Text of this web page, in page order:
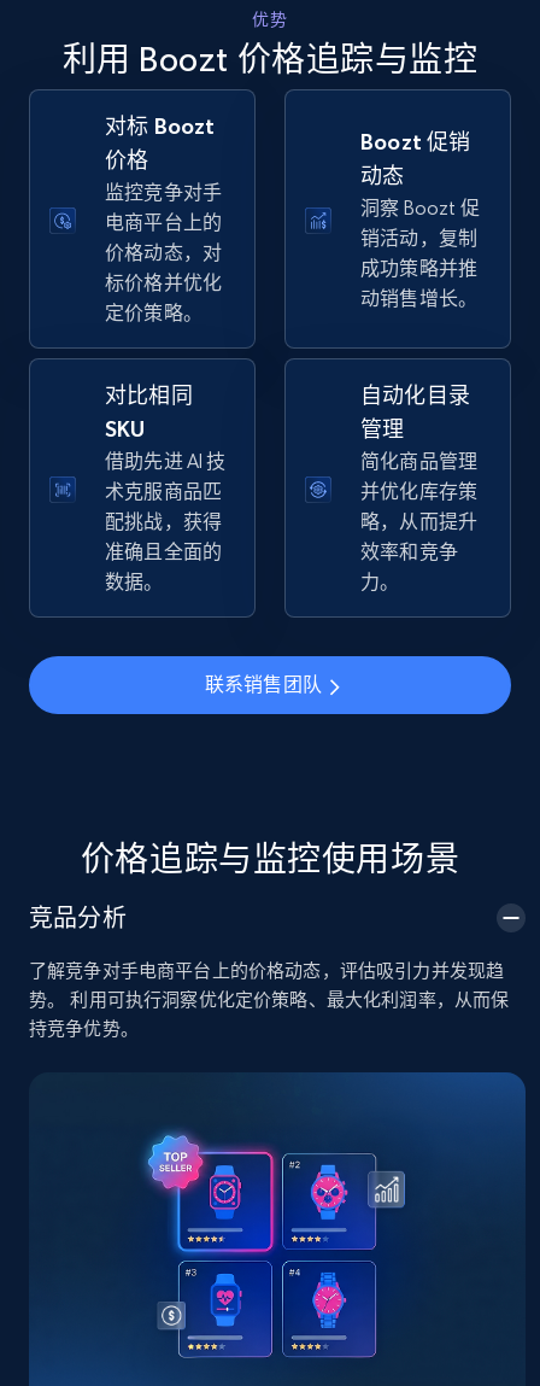
using specific category URL
URL, Final price, Sku, Currency, Gtin,
Specifications, Image urls, Top reviews, and
5.6K+ 立即开始
Walmart - products - Collects products by
specific keywords
URL, Final price, Sku, Currency, Gtin,
Specifications, Image urls, Top reviews, and
more.
5.6K+ 874+ 立即开始
Walmart - products - Discover products by
using sku numbers
URL, Final price, Sku, Currency, Gtin,
Specifications, Image urls, Top reviews, and
more.
URL, Title, Available, Description, Currency, Initial
price, Final price, Discount percent, and more.
5.4K+
TikTok Shop - category
URL, Title, Available, Description, Currency, Initial
price, Final price, Discount percent, and more.
667+
优势
利用 Boozt 价格追踪与监控
对标 Boozt
价格
监控竞争对手
电商平台上的
价格动态，对
标价格并优化
定价策略。
Boozt 促销
动态
洞察 Boozt 促
销活动，复制
成功策略并推
动销售增长。
对比相同
SKU
借助先进 AI 技
术克服商品匹
配挑战，获得
准确且全面的
数据。
自动化目录
管理
简化商品管理
并优化库存策
略，从而提升
效率和竞争
力。
联系销售团队
价格追踪与监控使用场景
竞品分析
了解竞争对手电商平台上的价格动态，评估吸引力并发现趋
势。 利用可执行洞察优化定价策略、最大化利润率，从而保
持竞争优势。